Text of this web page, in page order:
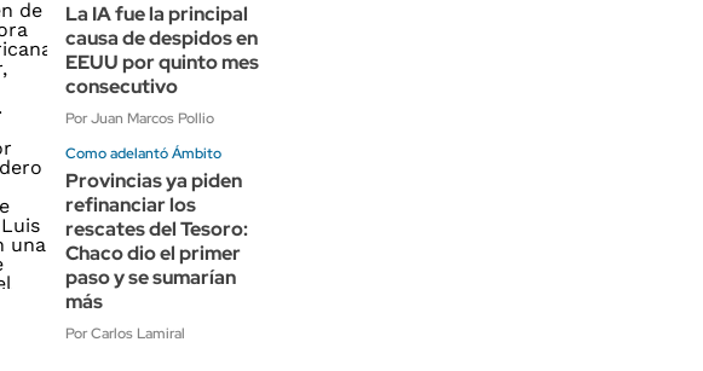
La IA fue la principal
causa de despidos en
EEUU por quinto mes
consecutivo
Por Juan Marcos Pollio
Como adelantó Ámbito
Provincias ya piden
refinanciar los
rescates del Tesoro:
Chaco dio el primer
paso y se sumarían
más
Por Carlos Lamiral